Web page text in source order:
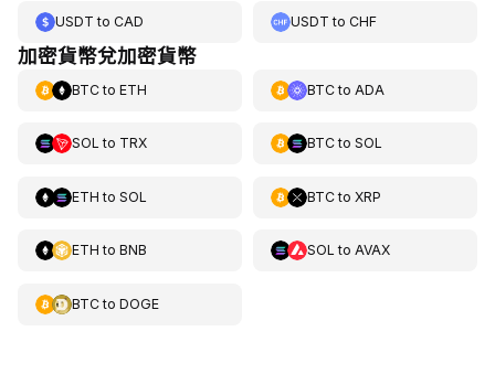
USDT to CAD USDT toCHF
加密貨幣兌加密貨幣
BTCto ETH BTCto ADA
SOL to TRX BTCto SOL
ETH to SOL BTCto XRP
ETH to BNB SOL to AVAX
BTCto DOGE